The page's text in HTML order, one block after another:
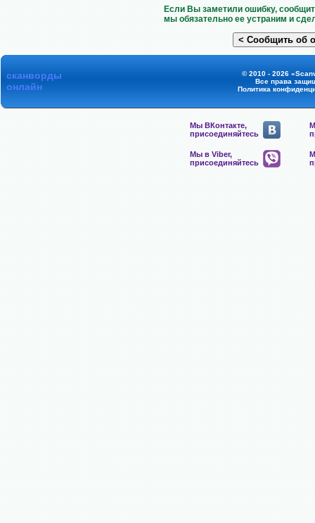
Если Вы заметили ошибку,
мы обязательно ее устраним и
сканворды
онлайн
© 2010 - 2026
Все права
Политика
Мы ВКонтакте,
присоединяйтесь
Мы в Viber,
присоединяйтесь